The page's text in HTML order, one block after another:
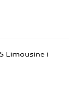
Limousine i